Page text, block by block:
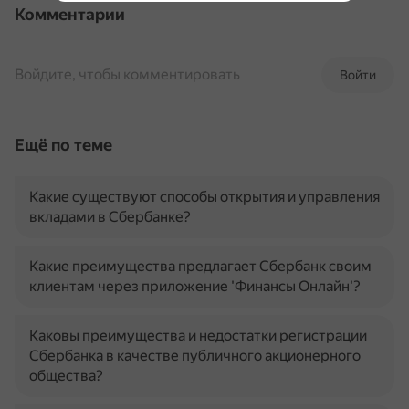
Комментарии
Войти
Войдите, чтобы комментировать
Ещё по теме
Какие существуют способы открытия и управления
вкладами в Сбербанке?
Какие преимущества предлагает Сбербанк своим
клиентам через приложение 'Финансы Онлайн'?
Каковы преимущества и недостатки регистрации
Сбербанка в качестве публичного акционерного
общества?